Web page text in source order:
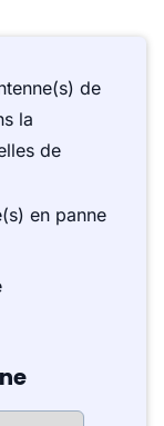
de
la
de
en panne